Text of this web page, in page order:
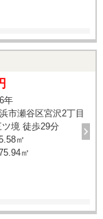
年
市瀬谷区宮沢2丁目
境 徒歩29分
㎡
㎡